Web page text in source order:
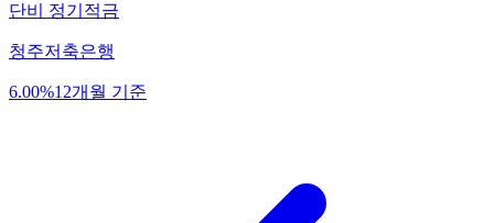
단비 정기적금
청주저축은행
6.00%12개월 기준